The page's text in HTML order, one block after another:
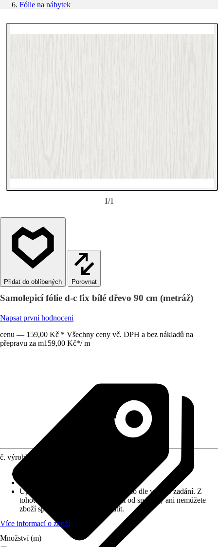
Fólie na nábytek
1/1
Porovnat
Samolepicí fólie d-c fix bílé dřevo 90 cm (metráž)
Napsat první hodnocení
cenu — 159,00 Kč * Všechny ceny vč. DPH a bez nákladů na
přepravu za m159,00 Kč*/ m
č. výrobku
Upozornění: toto zboží bylo vyrobeno dle vašeho zadání. Z
tohoto důvodu nemůžete odstoupit od smlouvy ani nemůžete
zboží společnosti Hornbach vrátit.
Více informací o zboží
Množství (m)